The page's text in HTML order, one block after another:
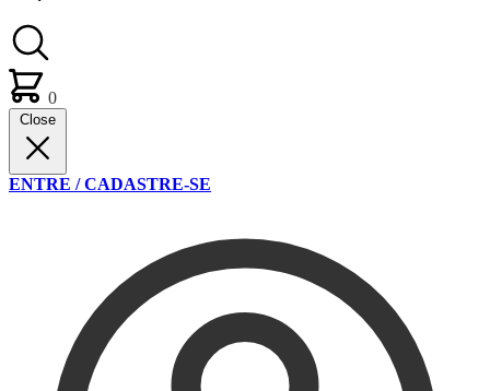
0
Close
ENTRE / CADASTRE-SE